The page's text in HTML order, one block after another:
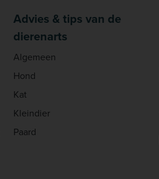
Advies & tips van de
dierenarts
Algemeen
Hond
Kat
Kleindier
Paard